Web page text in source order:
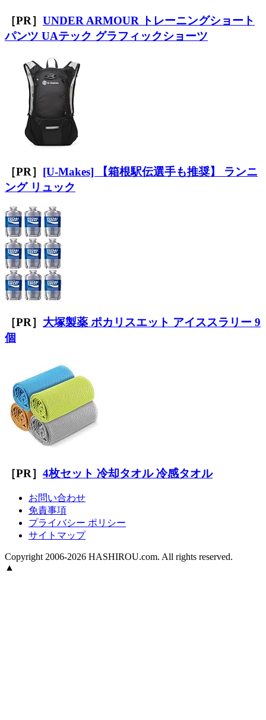
［PR］ UNDER ARMOUR トレーニングショート
パンツ UAテック グラフィックショーツ
［PR］ [U-Makes] 【箱根駅伝選手も推奨】 ランニ
ング リュック
［PR］ 大塚製薬 ポカリスエット アイススラリー 9
個
［PR］ 4枚セット 冷却タオル 冷感タオル
お問い合わせ
免責事項
プライバシー ポリシー
サイトマップ
Copyright 2006-2026 HASHIROU.com. All rights reserved.
▲